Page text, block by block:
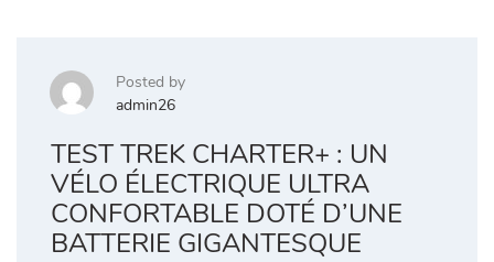
Posted by
admin26
TEST TREK CHARTER+ : UN
VÉLO ÉLECTRIQUE ULTRA
CONFORTABLE DOTÉ D’UNE
BATTERIE GIGANTESQUE